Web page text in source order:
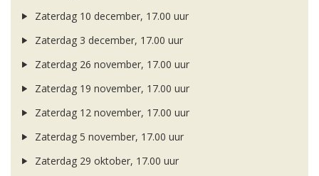
Zaterdag 10 december, 17.00 uur
Zaterdag 3 december, 17.00 uur
Zaterdag 26 november, 17.00 uur
Zaterdag 19 november, 17.00 uur
Zaterdag 12 november, 17.00 uur
Zaterdag 5 november, 17.00 uur
Zaterdag 29 oktober, 17.00 uur